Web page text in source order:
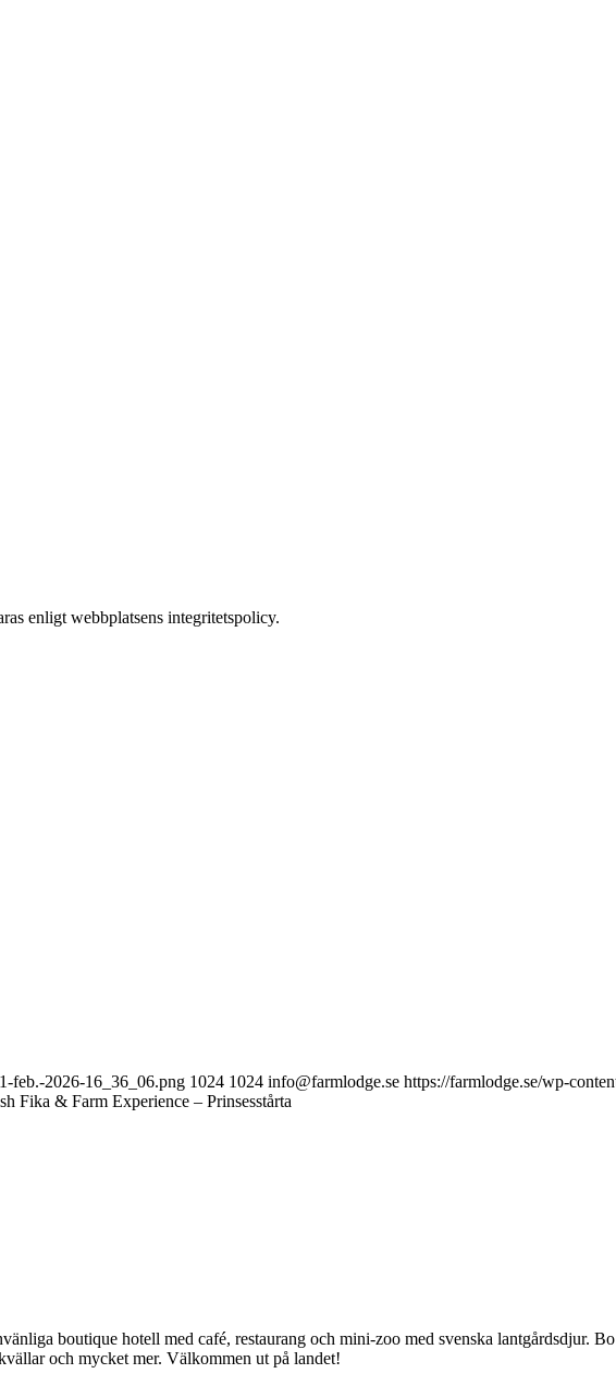
enligt webbplatsens integritetspolicy.
feb.-2026-16_36_06.png 1024 1024 info@farmlodge.se https://farmlodge.se/wp-
Fika & Farm Experience – Prinsesstårta
boutique hotell med café, restaurang och mini-zoo med svenska lantgårdsdjur.
och mycket mer. Välkommen ut på landet!